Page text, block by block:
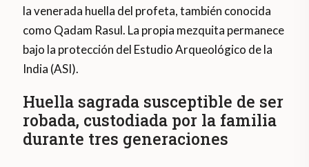
la venerada huella del profeta, también conocida
como Qadam Rasul. La propia mezquita permanece
bajo la protección del Estudio Arqueológico de la
India (ASI).
Huella sagrada susceptible de ser
robada, custodiada por la familia
durante tres generaciones